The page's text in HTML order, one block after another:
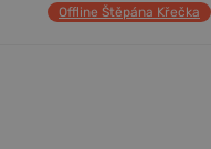
Offline Štěpána Křečka